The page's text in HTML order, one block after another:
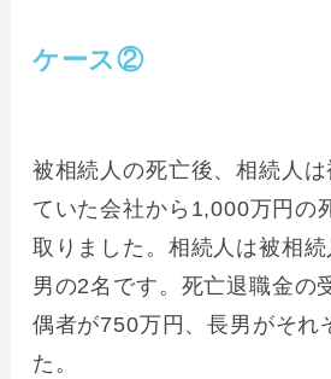
ケース②
被相続人の死亡後、相続人
ていた会社から1,000万円の
取りました。相続人は被相
男の2名です。死亡退職金の
偶者が750万円、長男がそれ
た。